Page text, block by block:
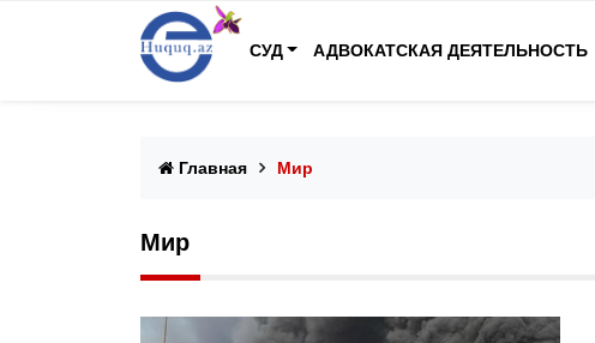
СУД АДВОКАТСКАЯ ДЕЯТЕЛЬНОСТЬ
Главная Мир
Мир